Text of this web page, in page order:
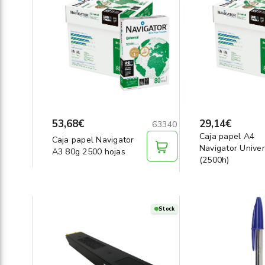
53,68€
63340
Caja papel Navigator
A3 80g 2500 hojas
29,14€
Caja papel A4
Navigator
(2500h)
Stock